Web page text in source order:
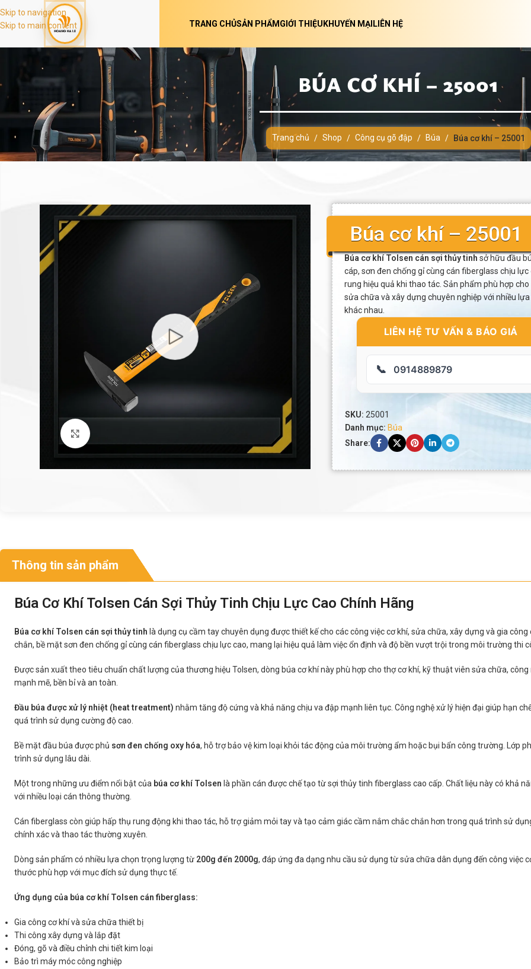
Skip to navigation
Skip to main content
TRANG CHỦSẢN PHẨMGIỚI THIỆUKHUYẾN MẠILIÊN HỆ
BÚA CƠ KHÍ – 25001
Trang chủ / Shop / Công cụ gõ đập / Búa / Búa cơ khí – 25001
Búa cơ khí – 25001
Búa cơ khí Tolsen cán sợi thủy tinh sở hữu đầu
cáp, sơn đen chống gỉ cùng cán fiberglass chịu
rung hiệu quả khi thao tác. Sản phẩm phù hợp cho
sửa chữa và xây dựng chuyên nghiệp với nhiều
khác nhau.
LIÊN HỆ TƯ VẤN & BÁO GIÁ
📞 0914889879
SKU: 25001
Danh mục: Búa
Share:
Thông tin sản phẩm
Búa Cơ Khí Tolsen Cán Sợi Thủy Tinh Chịu Lực Cao Chính Hãng
Búa cơ khí Tolsen cán sợi thủy tinh là dụng cụ cầm tay chuyên dụng được thiết kế cho các công việc cơ khí, sửa chữa, xây dựng và gia
chắn, bề mặt sơn đen chống gỉ cùng cán fiberglass chịu lực cao, mang lại hiệu quả làm việc ổn định và độ bền vượt trội trong môi trường thi
Được sản xuất theo tiêu chuẩn chất lượng của thương hiệu Tolsen, dòng búa cơ khí này phù hợp cho thợ cơ khí, kỹ thuật viên sửa chữa,
mạnh mẽ, bền bỉ và an toàn.
Đầu búa được xử lý nhiệt (heat treatment) nhằm tăng độ cứng và khả năng chịu va đập mạnh liên tục. Công nghệ xử lý hiện đại giúp hạn
quá trình sử dụng cường độ cao.
Bề mặt đầu búa được phủ sơn đen chống oxy hóa, hỗ trợ bảo vệ kim loại khỏi tác động của môi trường ẩm hoặc bụi bẩn công trường. Lớp
trình sử dụng lâu dài.
Một trong những ưu điểm nổi bật của búa cơ khí Tolsen là phần cán được chế tạo từ sợi thủy tinh fiberglass cao cấp. Chất liệu này có khả
với nhiều loại cán thông thường.
Cán fiberglass còn giúp hấp thụ rung động khi thao tác, hỗ trợ giảm mỏi tay và tạo cảm giác cầm nắm chắc chắn hơn trong quá trình sử
chính xác và thao tác thường xuyên.
Dòng sản phẩm có nhiều lựa chọn trọng lượng từ 200g đến 2000g, đáp ứng đa dạng nhu cầu sử dụng từ sửa chữa dân dụng đến công việc
thước phù hợp với mục đích sử dụng thực tế.
Ứng dụng của búa cơ khí Tolsen cán fiberglass:
Gia công cơ khí và sửa chữa thiết bị
Thi công xây dựng và lắp đặt
Đóng, gõ và điều chỉnh chi tiết kim loại
Bảo trì máy móc công nghiệp